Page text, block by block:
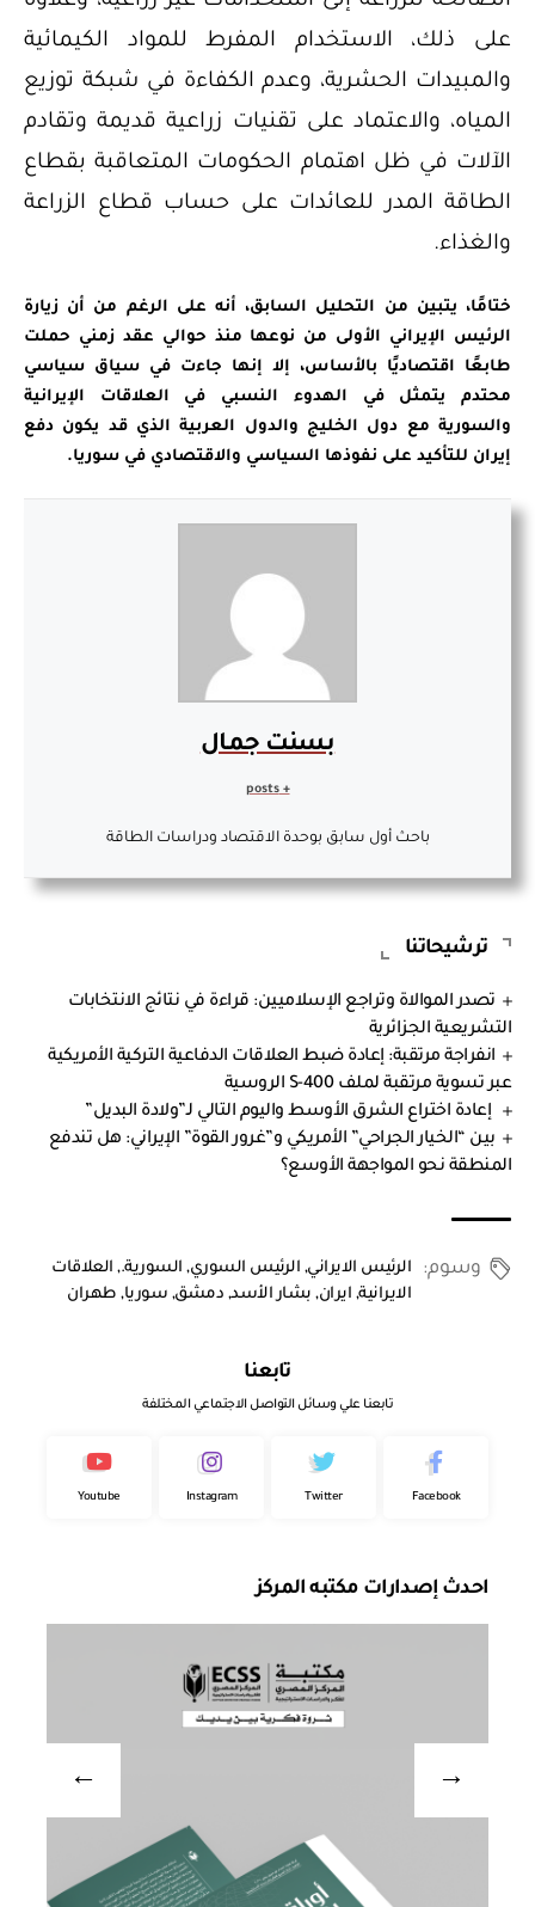
على ذلك، الاستخدام المفرط للمواد الكيمائية
والمبيدات الحشرية، وعدم الكفاءة في شبكة توزيع
المياه، والاعتماد على تقنيات زراعية قديمة وتقادم
الآلات في ظل اهتمام الحكومات المتعاقبة بقطاع
الطاقة المدر للعائدات على حساب قطاع الزراعة
والغذاء.
ختامًا، يتبين من التحليل السابق، أنه على الرغم من أن زيارة
الرئيس الإيراني الأولى من نوعها منذ حوالي عقد زمني حملت
طابعًا اقتصاديًا بالأساس، إلا إنها جاءت في سياق سياسي
محتدم يتمثل في الهدوء النسبي في العلاقات الإيرانية
والسورية مع دول الخليج والدول العربية الذي قد يكون دفع
إيران للتأكيد على نفوذها السياسي والاقتصادي في سوريا.
بسنت جمال
باحث أول سابق بوحدة الاقتصاد ودراسات الطاقة
ترشيحاتنا
تصدر الموالاة وتراجع الإسلاميين: قراءة في نتائج الانتخابات
التشريعية الجزائرية
انفراجة مرتقبة: إعادة ضبط العلاقات الدفاعية التركية الأمريكية
عبر تسوية مرتقبة لملف S-400 الروسية
إعادة اختراع الشرق الأوسط واليوم التالي لـ”ولادة البديل”
بين “الخيار الجراحي” الأمريكي و”غرور القوة” الإيراني: هل تندفع
المنطقة نحو المواجهة الأوسع؟
وسوم: الرئيس الايراني,الرئيس السوري,السورية.,العلاقات
الايرانية,ايران,بشار الأسد,دمشق,سوريا,طهران
تابعنا
تابعنا علي وسائل التواصل الاجتماعي المختلفة
Facebook
Twitter
Instagram
Youtube
احدث إصدارات مكتبه المركز